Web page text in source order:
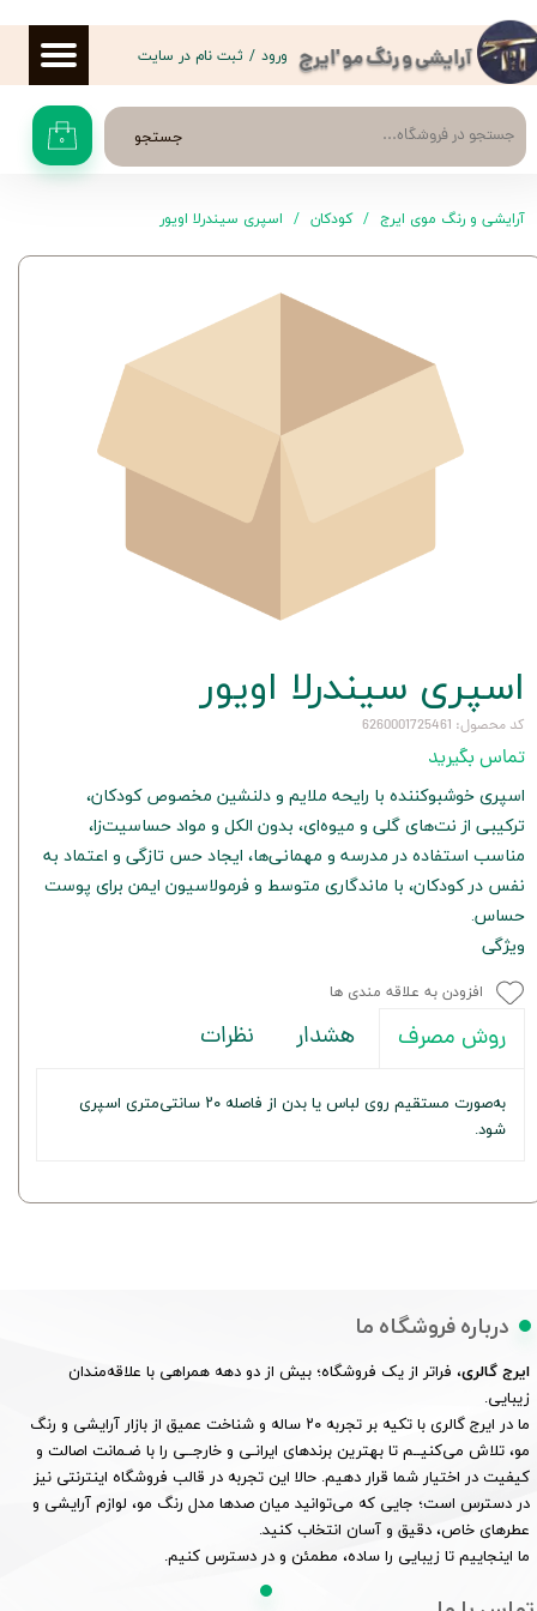
آرایشی و رنگ مو 'ایرج
جستجو ۰
ورود / ثبت نام در سایت
حساب کاربری من
تغییر گذر واژه
سفارشات
خروج از حساب کاربری
آرایشی و رنگ موی ایرج کودکان اسپری سیندرلا اويور
اسپری سیندرلا اويور
کد محصول: 6260001725461
تماس بگیرید
اسپری خوشبوکننده با رایحه ملایم و دلنشین مخصوص کودکان،
ترکیبی از نت‌های گلی و میوه‌ای، بدون الکل و مواد حساسیت‌زا،
مناسب استفاده در مدرسه و مهمانی‌ها، ایجاد حس تازگی و اعتماد به
نفس در کودکان، با ماندگاری متوسط و فرمولاسیون ایمن برای پوست
حساس.
ویژگی
افزودن به علاقه مندی ها
روش مصرف هشدار نظرات
به‌صورت مستقیم روی لباس یا بدن از فاصله ۲۰ سانتی‌متری اسپری
شود.
درباره فروشگاه ما
ایرج گالری، فراتر از یک فروشگاه؛ بیش از دو دهه همراهی با علاقه‌مندان
زیبایی.
ما در ایرج گالری با تکیه بر تجربه ۲۰ ساله و شناخت عمیق از بازار آرایشی و رنگ
مو، تلاش می‌کنیــم تا بهترین برندهای ایرانـی و خارجــی را با ضـمانت اصالت و
کیفیت در اختیار شما قرار دهیم. حالا این تجربه در قالب فروشگاه اینترنتی نیز
در دسترس است؛ جایی که می‌توانید میان صدها مدل رنگ مو، لوازم آرایشی و
عطرهای خاص، دقیق و آسان انتخاب کنید.
ما اینجاییم تا زیبایی را ساده، مطمئن و در دسترس کنیم.